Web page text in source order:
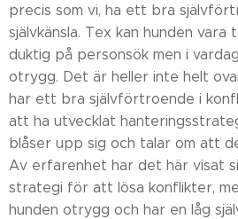
precis som vi, ha ett bra
självkänsla. Tex kan hunden vara
duktig på personsök men i
otrygg. Det är heller inte helt
har ett bra självförtroende i
att ha utvecklat
blåser upp sig och talar om att
Av erfarenhet har det här visat
strategi för att lösa konflikter,
hunden otrygg och har en låg